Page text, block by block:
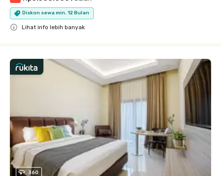
Diskon sewa min. 12 Bulan
Lihat info lebih banyak
360